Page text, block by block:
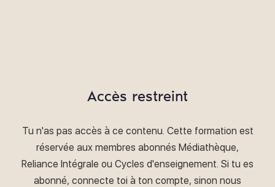
Accès restreint
Tu n'as pas accès à ce contenu. Cette formation est
réservée aux membres abonnés Médiathèque,
Reliance Intégrale ou Cycles d'enseignement. Si tu es
abonné, connecte toi à ton compte, sinon nous